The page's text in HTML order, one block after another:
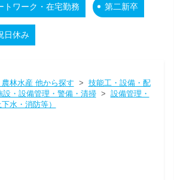
トワーク・在宅勤務 第二新卒
日休み
林水産 他から探す > 技能工・設備・配
設・設備管理・警備・清掃> 設備管理・
水・消防等）